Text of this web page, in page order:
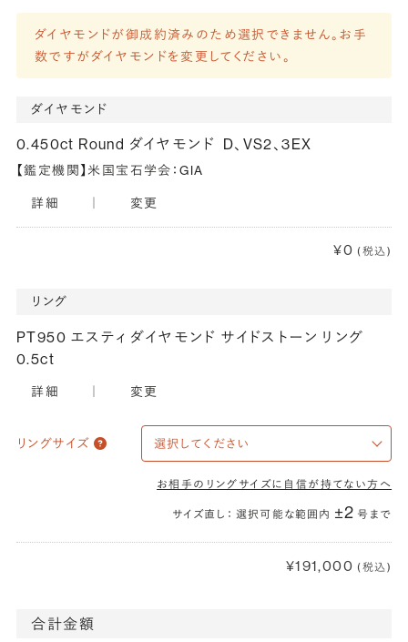
ダイヤモンドが御成約済みのため選択できません。お手
数ですがダイヤモンドを変更してください。
ダイヤモンド
0.450ct Round ダイヤモンド D、VS2、3EX
【鑑定機関】米国宝石学会：GIA
詳細 変更
¥0 (税込)
リング
PT950 エスティ ダイヤモンド サイドストーン リング
0.5ct
詳細 変更
リングサイズ
お相手のリングサイズに自信が持てない方へ
サイズ直し： 選択可能な範囲内 ±2 号まで
¥191,000 (税込)
合計金額